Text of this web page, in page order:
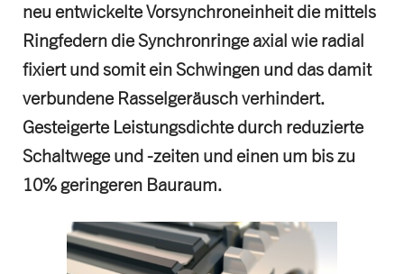
neu entwickelte Vorsynchroneinheit die mittels
Ringfedern die Synchronringe axial wie radial
fixiert und somit ein Schwingen und das damit
verbundene Rasselgeräusch verhindert.
Gesteigerte Leistungsdichte durch reduzierte
Schaltwege und -zeiten und einen um bis zu
10% geringeren Bauraum.